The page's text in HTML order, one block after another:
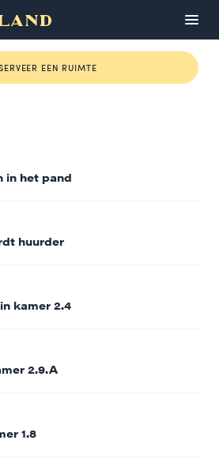
EEN RUIMTE
in het pand
huurder
kamer 2.4
2.9.A
1.8